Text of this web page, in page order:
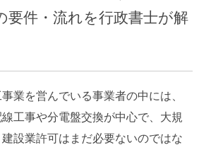
要件・流れを行政書士が解
業を営んでいる事業者の中には、
線工事や分電盤交換が中心で、大規
設業許可はまだ必要ないのではな